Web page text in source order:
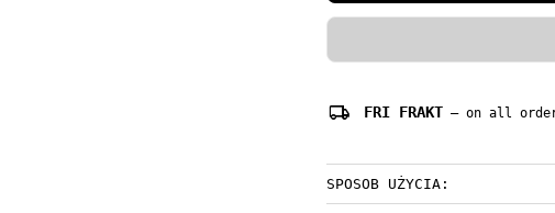
local_shipping FRI FRAKT — on all
SPOSOB UŻYCIA: